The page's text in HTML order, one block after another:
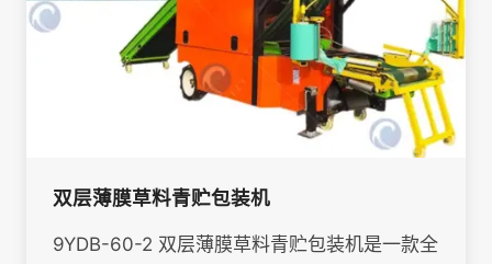
双层薄膜草料青贮包装机
9YDB-60-2 双层薄膜草料青贮包装机是一款全